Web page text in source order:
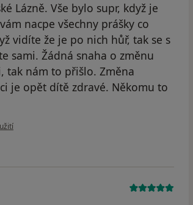
Lázně. Vše bylo supr, když je
nacpe všechny prášky co
vidíte že je po nich hůř, tak se s
sami. Žádná snaha o změnu
tak nám to přišlo. Změna
je opět dítě zdravé. Někomu to
Váš účet byl odstraněn